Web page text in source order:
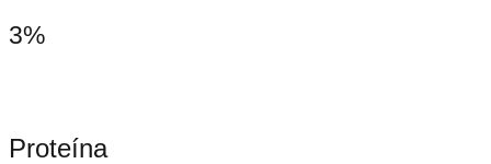
3%
Proteína